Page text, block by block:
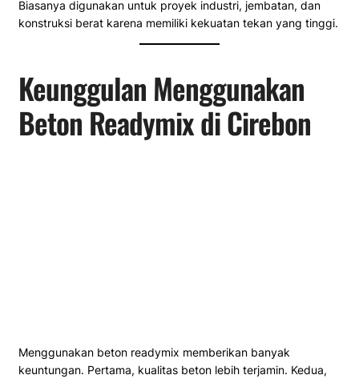
Biasanya digunakan untuk proyek industri, jembatan, dan
konstruksi berat karena memiliki kekuatan tekan yang tinggi.
Keunggulan Menggunakan
Beton Readymix di Cirebon
Menggunakan beton readymix memberikan banyak
keuntungan. Pertama, kualitas beton lebih terjamin. Kedua,